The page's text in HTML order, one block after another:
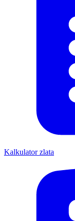
Kalkulator zlata